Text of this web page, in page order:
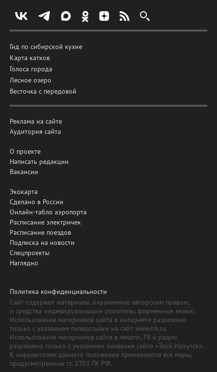
Гид по сибирской кухне
Карта катков
Голоса города
Лесное озеро
Весточка с передовой
Реклама на сайте
Аудитория сайта
О проекте
Написать редакции
Вакансии
Экокарта
Сделано в России
Онлайн-табло аэропорта
Расписание электричек
Расписание поездов
Подписка на новости
Спецпроекты
Наглядно
Политика конфиденциальности
Сайт содержит материалы, охраняемые авторским правом,
и средства индивидуализации (логотипы, фирменные знаки).
Использование материалов сайта в интернете разрешено
только с указанием гиперссылки на сайт www.irk.ru.
Использование материалов сайта в печати, ТВ и радио
разрешено только с указанием названия сайта «Твой Иркутск».
К нарушителям данного положения применяются все меры,
предусмотренные ст. 1301 ГК РФ.